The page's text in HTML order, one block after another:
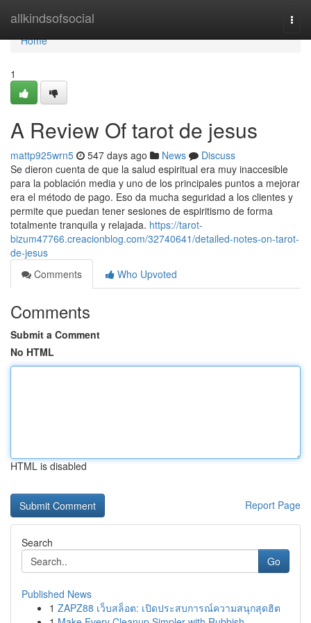
allkindsofsocial
Home
Home
1
A Review Of tarot de jesus
mattp925wrn5 547 days ago News
Discuss
Se dieron cuenta de que la salud espiritual era muy inaccesible
para la población media y uno de los principales puntos a mejorar
era el método de pago. Eso da mucha seguridad a los clientes y
permite que puedan tener sesiones de espiritismo de forma
totalmente tranquila y relajada. https://tarot-
bizum47766.creacionblog.com/32740641/detailed-notes-on-tarot-
de-jesus
Comments
Who Upvoted
Comments
Submit a Comment
No HTML
HTML is disabled
Report Page
Search
Go
Published News
1 ZAPZ88 เว็บสล็อต: เปิดประสบการณ์ความสนุกสุดฮิต